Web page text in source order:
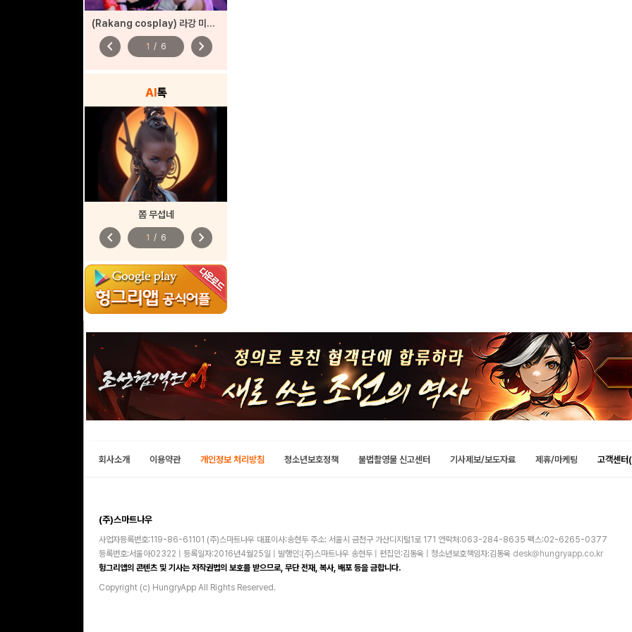
(Rakang cosplay) 라강 미쿠 코스프레
chevron_left 1 / 6 chevron_right
AI톡
쫌 무섭네
chevron_left 1 / 6 chevron_right
회사소개 이용약관 개인정보 처리방침 청소년보호정책 불법촬영물 신고센터 기사제보/보도자료 제휴/마케팅 고객센
(주)스마트나우
사업자등록번호:119-86-61101 (주)스마트나우 대표이사:송현두 주소: 서울시 금천구 가산디지털1로 171 연락처:063-284-8635 팩스:02-6265-0377
등록번호:서울아02322 | 등록일자:2016년4월25일 | 발행인:(주)스마트나우 송현두 | 편집인:김동욱 | 청소년보호책임자:김동욱 desk@hungryapp.co.kr
헝그리앱의 콘텐츠 및 기사는 저작권법의 보호를 받으므로, 무단 전재, 복사, 배포 등을 금합니다.
Copyright (c) HungryApp All Rights Reserved.